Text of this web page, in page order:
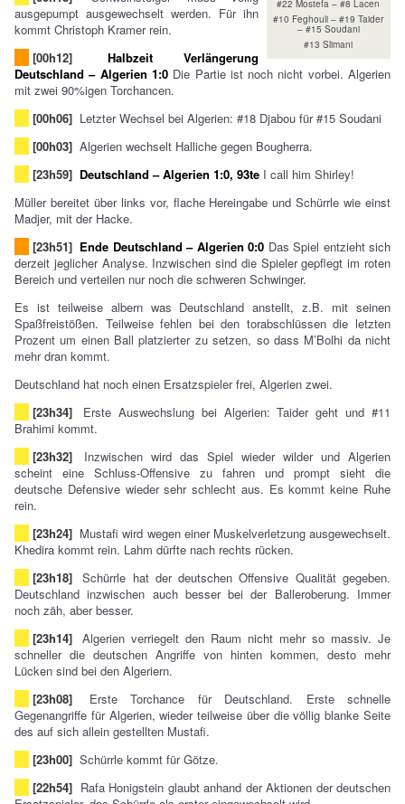
#22 Mostefa – #8 Lacen
#10 Feghouli – #19 Taider
– #15 Soudani
#13 Slimani
ausgepumpt ausgewechselt werden. Für ihn
kommt Christoph Kramer rein.
[00h12]
Halbzeit Verlängerung
Deutschland – Algerien 1:0Die Partie ist noch nicht vorbei. Algerien
mit zwei 90%igen Torchancen.
[00h06] Letzter Wechsel bei Algerien: #18 Djabou für #15 Soudani
[00h03] Algerien wechselt Halliche gegen Bougherra.
[23h59] Deutschland – Algerien 1:0, 93te I call him Shirley!
Müller bereitet über links vor, flache Hereingabe und Schürrle wie einst
Madjer, mit der Hacke.
[23h51] Ende Deutschland – Algerien 0:0 Das Spiel entzieht sich
derzeit jeglicher Analyse. Inzwischen sind die Spieler gepflegt im roten
Bereich und verteilen nur noch die schweren Schwinger.
Es ist teilweise albern was Deutschland anstellt, z.B. mit seinen
Spaßfreistößen. Teilweise fehlen bei den torabschlüssen die letzten
Prozent um einen Ball platzierter zu setzen, so dass M’Bolhi da nicht
mehr dran kommt.
Deutschland hat noch einen Ersatzspieler frei, Algerien zwei.
[23h34]
Erste Auswechslung bei Algerien: Taider geht und #11
Brahimi kommt.
[23h32]
Inzwischen wird das Spiel wieder wilder und Algerien
scheint eine Schluss-Offensive zu fahren und prompt sieht die
deutsche Defensive wieder sehr schlecht aus. Es kommt keine Ruhe
rein.
[23h24] Mustafi wird wegen einer Muskelverletzung ausgewechselt.
Khedira kommt rein. Lahm dürfte nach rechts rücken.
[23h18] Schürrle hat der deutschen Offensive Qualität gegeben.
Deutschland inzwischen auch besser bei der Balleroberung. Immer
noch zäh, aber besser.
[23h14] Algerien verriegelt den Raum nicht mehr so massiv. Je
schneller die deutschen Angriffe von hinten kommen, desto mehr
Lücken sind bei den Algeriern.
[23h08]
Erste Torchance für Deutschland. Erste schnelle
Gegenangriffe für Algerien, wieder teilweise über die völlig blanke Seite
des auf sich allein gestellten Mustafi.
[23h00] Schürrle kommt für Götze.
[22h54] Rafa Honigstein glaubt anhand der Aktionen der deutschen